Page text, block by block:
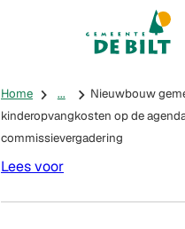
Mijn De Bilt
(Verwijst
Home ...
Nieuwbouw
kinderopvangkosten op de
commissievergadering
Lees voor